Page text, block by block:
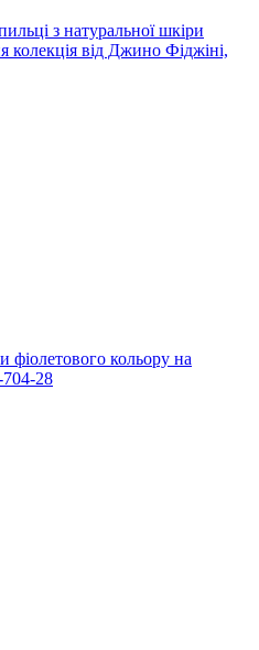
з натуральної шкіри
колекція від Джино Фіджіні,
фіолетового кольору на
28